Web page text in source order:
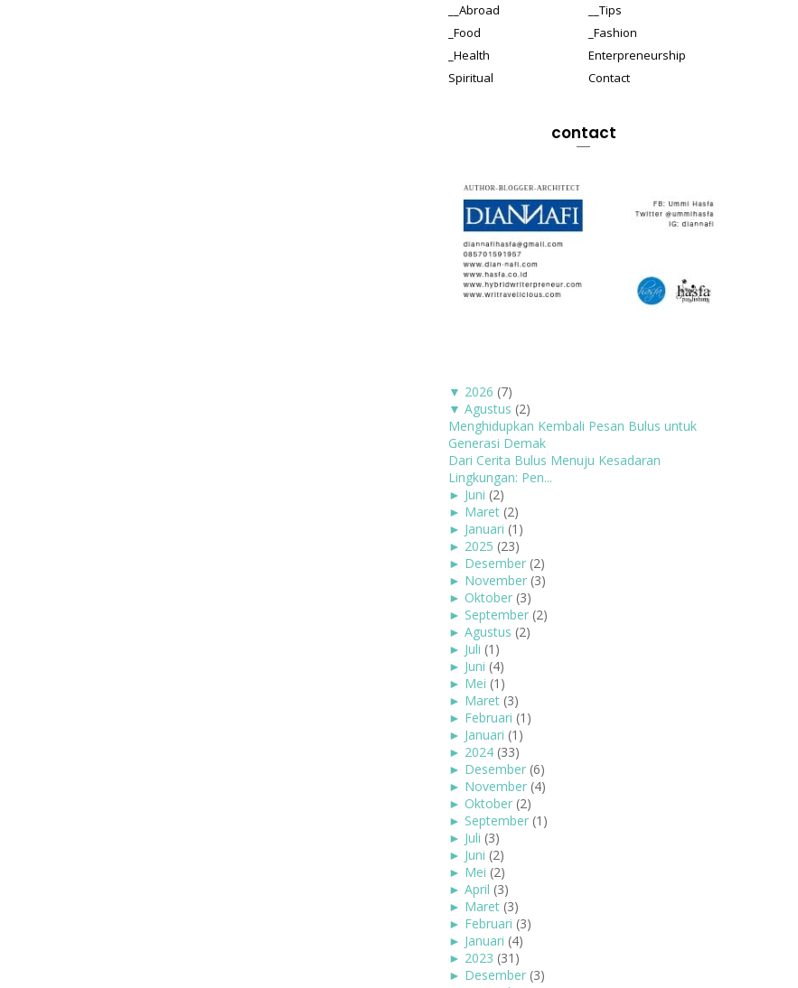
__Abroad
__Tips
_Food
_Fashion
_Health
Enterpreneurship
Spiritual
Contact
contact
▼ 2026 (7)
▼ Agustus (2)
Menghidupkan Kembali Pesan Bulus untuk
Generasi Demak
Dari Cerita Bulus Menuju Kesadaran
Lingkungan: Pen...
► Juni (2)
► Maret (2)
► Januari (1)
► 2025 (23)
► Desember (2)
► November (3)
► Oktober (3)
► September (2)
► Agustus (2)
► Juli (1)
► Juni (4)
► Mei (1)
► Maret (3)
► Februari (1)
► Januari (1)
► 2024 (33)
► Desember (6)
► November (4)
► Oktober (2)
► September (1)
► Juli (3)
► Juni (2)
► Mei (2)
► April (3)
► Maret (3)
► Februari (3)
► Januari (4)
► 2023 (31)
► Desember (3)